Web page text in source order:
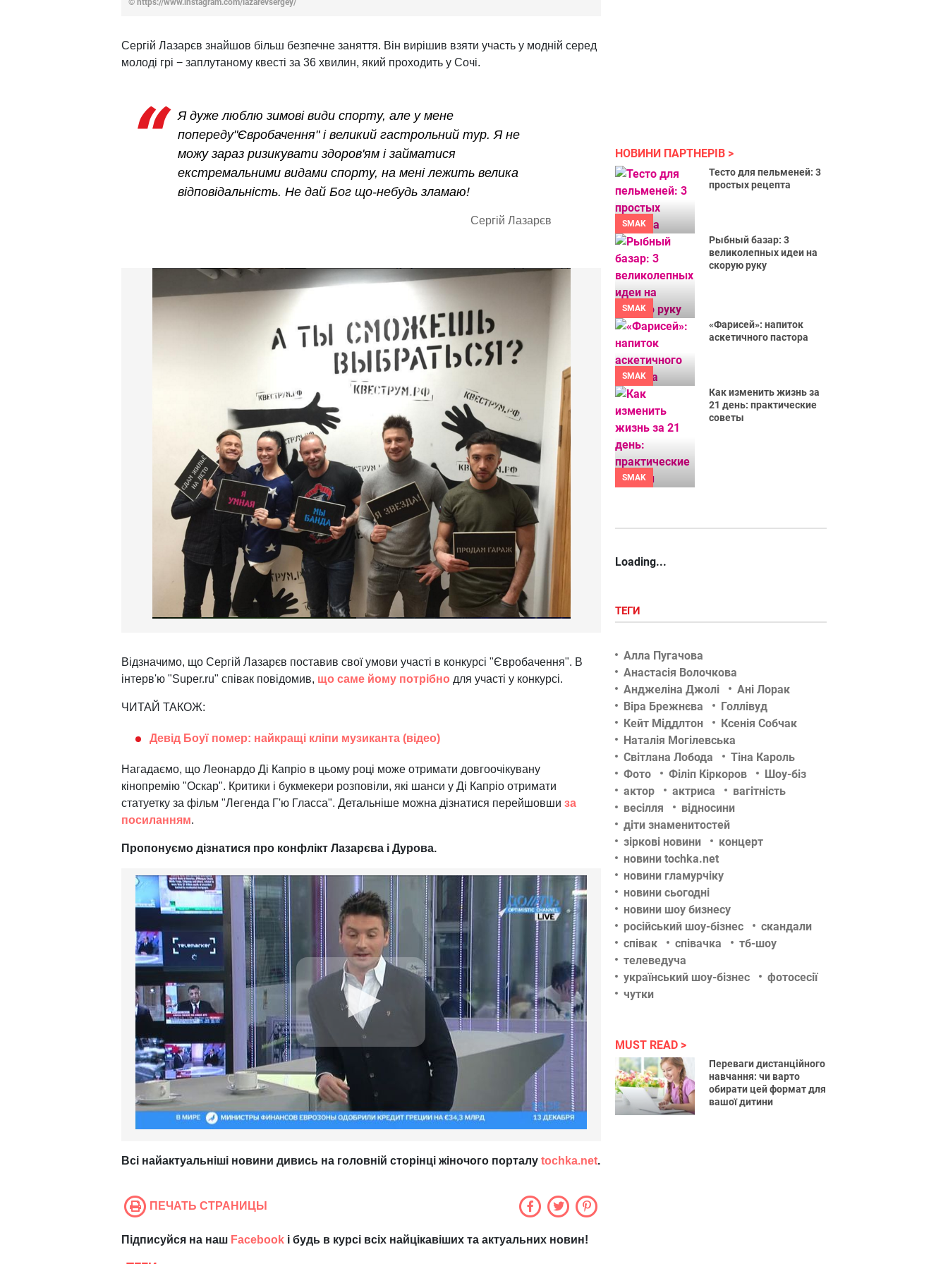
© https://www.instagram.com/lazarevsergey/
Сергій Лазарєв знайшов більш безпечне заняття. Він вирішив взяти участь у модній серед
молоді грі − заплутаному квесті за 36 хвилин, який проходить у Сочі.
Я дуже люблю зимові види спорту, але у мене
попереду"Євробачення" і великий гастрольний тур. Я не
можу зараз ризикувати здоров'ям і займатися
екстремальними видами спорту, на мені лежить велика
відповідальність. Не дай Бог що-небудь зламаю!
Сергій Лазарєв
Відзначимо, що Сергій Лазарєв поставив свої умови участі в конкурсі "Євробачення". В
інтерв'ю "Super.ru" співак повідомив, що саме йому потрібно для участі у конкурсі.
ЧИТАЙ ТАКОЖ:
Девід Боуї помер: найкращі кліпи музиканта (відео)
Нагадаємо, що Леонардо Ді Капріо в цьому році може отримати довгоочікувану
кінопремію "Оскар". Критики і букмекери розповіли, які шанси у Ді Капріо отримати
статуетку за фільм "Легенда Г'ю Гласса". Детальніше можна дізнатися перейшовши за
посиланням.
Пропонуємо дізнатися про конфлікт Лазарєва і Дурова.
Всі найактуальніші новини дивись на головній сторінці жіночого порталу tochka.net.
ПЕЧАТЬ СТРАНИЦЫ
Підписуйся на наш Facebook і будь в курсі всіх найцікавіших та актуальних новин!
НОВИНИ ПАРТНЕРІВ
SMAK
Тесто для пельменей: 3
простых рецепта
SMAK
Рыбный базар: 3
великолепных идеи на
скорую руку
SMAK
«Фарисей»: напиток
аскетичного пастора
SMAK
Как изменить жизнь за
21 день: практические
советы
Loading...
ТЕГИ
Алла Пугачова
Анастасія Волочкова
Анджеліна Джолі
Ані Лорак
Віра Брежнєва
Голлівуд
Кейт Міддлтон
Ксенія Собчак
Наталія Могілевська
Світлана Лобода
Тіна Кароль
Фото
Філіп Кіркоров
Шоу-біз
актор
актриса
вагітність
весілля
відносини
діти знаменитостей
зіркові новини
концерт
новини tochka.net
новини гламурчіку
новини сьогодні
новини шоу бизнесу
російський шоу-бізнес
скандали
співак
співачка
тб-шоу
телеведуча
український шоу-бізнес
фотосесії
чутки
MUST READ
Переваги дистанційного
навчання: чи варто
обирати цей формат для
вашої дитини